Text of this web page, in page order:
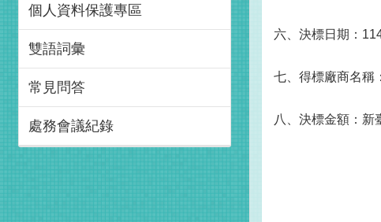
個人資料保護專區
雙語詞彙
常見問答
處務會議紀錄
六、決標日期：
七、得標廠商名稱
八、決標金額：新